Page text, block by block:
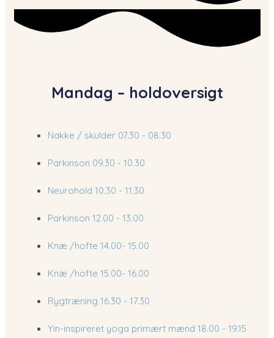
​​Mandag – holdoversigt
Nakke / skulder 07.30 - 08.30​
Parkinson​ 09.30 - 10.30
Neurohold 10.30 - 11.30
Parkinson 12.00 - 13.00
Knæ /hofte 14.00- 15.00
Knæ /hofte 15.00- 16.00
Rygtræning 16.30 - 17.30​
Yin-inspireret yoga primært mænd​ 18.00 - 19.15​